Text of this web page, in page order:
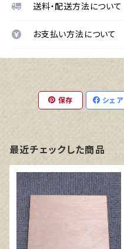
送料・配送方法について
お支払い方法について
保存 シェア
最近チェックした商品